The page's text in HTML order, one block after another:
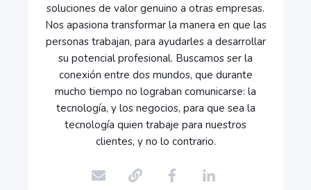
soluciones de valor genuino a otras empresas.
Nos apasiona transformar la manera en que las
personas trabajan, para ayudarles a desarrollar
su potencial profesional. Buscamos ser la
conexión entre dos mundos, que durante
mucho tiempo no lograban comunicarse: la
tecnología, y los negocios, para que sea la
tecnología quien trabaje para nuestros
clientes, y no lo contrario.